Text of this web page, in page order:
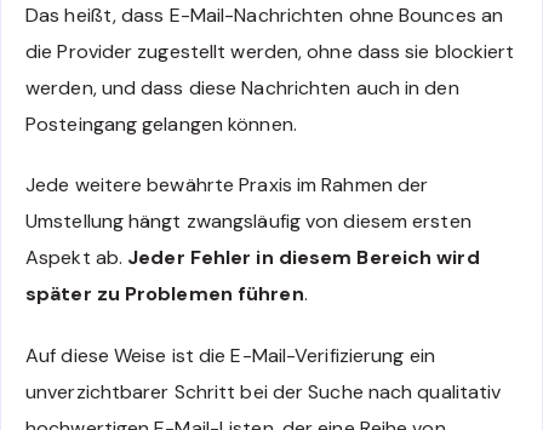
Das heißt, dass E-Mail-Nachrichten ohne Bounces an
die Provider zugestellt werden, ohne dass sie blockiert
werden, und dass diese Nachrichten auch in den
Posteingang gelangen können.
Jede weitere bewährte Praxis im Rahmen der
Umstellung hängt zwangsläufig von diesem ersten
Aspekt ab. Jeder Fehler in diesem Bereich wird
später zu Problemen führen.
Auf diese Weise ist die E-Mail-Verifizierung ein
unverzichtbarer Schritt bei der Suche nach qualitativ